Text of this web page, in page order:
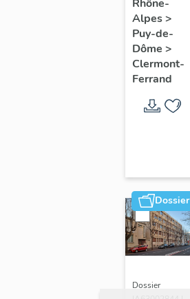
Rhône-
Alpes>
Puy-de-
Dôme >
Clermont-
Ferrand
Dossier
Dossier